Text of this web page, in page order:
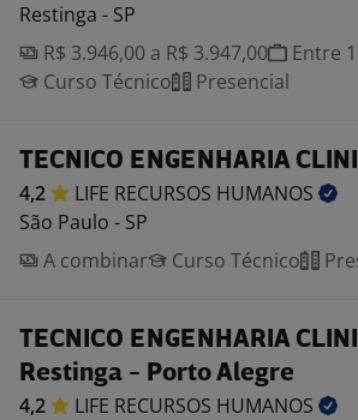
Restinga - SP
R$ 3.946,00 a R$ 3.947,00
Entre
Curso Técnico
Presencial
TECNICO ENGENHARIA
4,2 LIFE RECURSOS HUMANOS
São Paulo - SP
A combinar
Curso Técnico
TECNICO ENGENHARIA
Restinga - Porto Alegre
4,2 LIFE RECURSOS HUMANOS